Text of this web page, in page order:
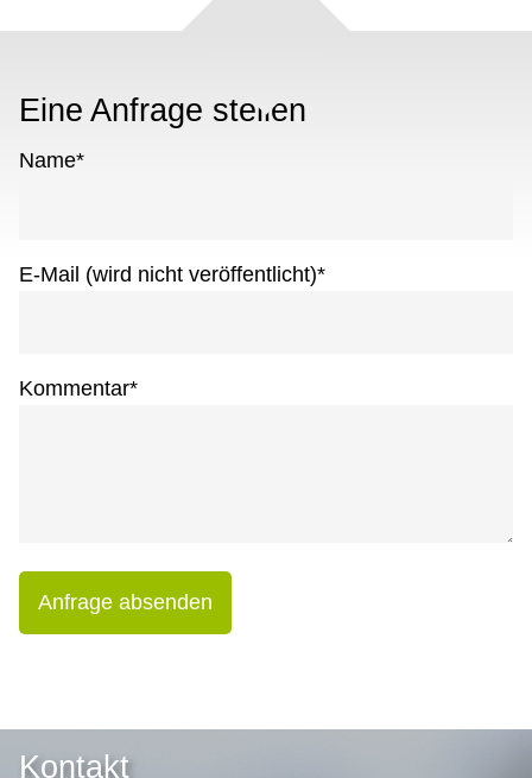
Eine Anfrage stellen
Name*
E-Mail (wird nicht veröffentlicht)*
Kommentar*
Anfrage absenden
Kontakt